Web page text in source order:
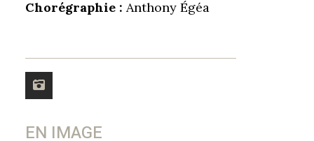
Chorégraphie : Anthony Égéa
EN IMAGE